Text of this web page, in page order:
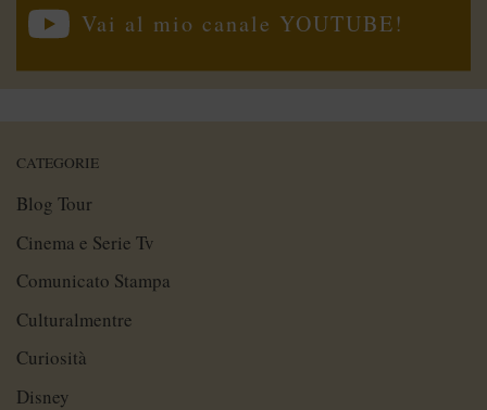
Vai al mio canale YOUTUBE!
CATEGORIE
Blog Tour
Cinema e Serie Tv
Comunicato Stampa
Culturalmentre
Curiosità
Disney